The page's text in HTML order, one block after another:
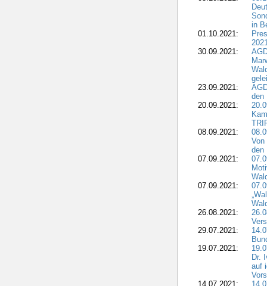
in
01.10.2021:
30.09.2021:
23.09.2021:
den
20.09.2021:
08.09.2021:
den
07.09.2021:
07.09.2021:
26.08.2021:
29.07.2021:
19.07.2021:
Dr.
auf
14.07.2021: